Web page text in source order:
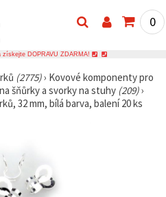
0
DOPRAVU ZDARMA!
(2775)› Kovové komponenty pro
šňůrky a svorky na stuhy (209)›
32 mm, bílá barva, balení 20 ks